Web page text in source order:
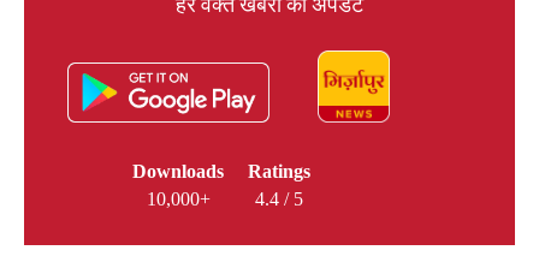
Downloads
10,000+
Ratings
4.4 / 5